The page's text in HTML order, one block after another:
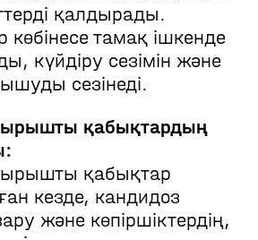
қалдырады.
көбінесе тамақ ішкенде
күйдіру сезімін және
сезінеді.
қабықтардың
қабықтар
кезде, кандидоз
және көпіршіктердің,